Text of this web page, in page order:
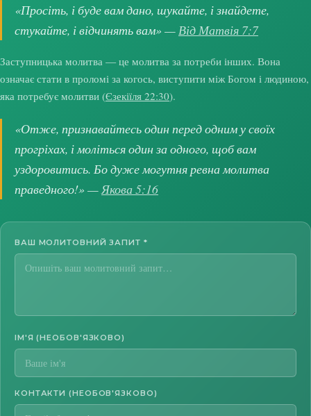
«Просіть, і буде вам дано, шукайте, і знайдете,
стукайте, і відчинять вам» — Від Матвія 7:7
Заступницька молитва — це молитва за потреби інших. Вона
означає стати в проломі за когось, виступити між Богом і людиною,
яка потребує молитви (Єзекіїля 22:30).
«Отже, признавайтесь один перед одним у своїх
прогріхах, і моліться один за одного, щоб вам
уздоровитись. Бо дуже могутня ревна молитва
праведного!» — Якова 5:16
ВАШ МОЛИТОВНИЙ ЗАПИТ *
ІМ'Я (НЕОБОВ'ЯЗКОВО)
КОНТАКТИ (НЕОБОВ'ЯЗКОВО)